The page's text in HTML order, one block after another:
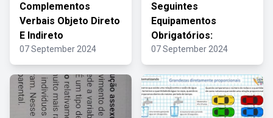
Complementos
Verbais Objeto Direto
E Indireto
07 September 2024
Seguintes
Equipamentos
Obrigatórios:
07 September 2024